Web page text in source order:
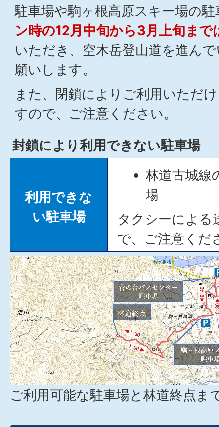
駐車場や駒ヶ根高原スキー場の駐
ン時の12月中旬から3月上旬まで
いただき、空木岳登山道を進ん
願いします。
また、閉鎖によりご利用いただ
すので、ご注意ください。
封鎖により利用できない駐車場
利用できな
い駐車場
林道古城線
場
タクシーによる
で、ご注意くだ
ご利用可能な駐車場と林道終点ま